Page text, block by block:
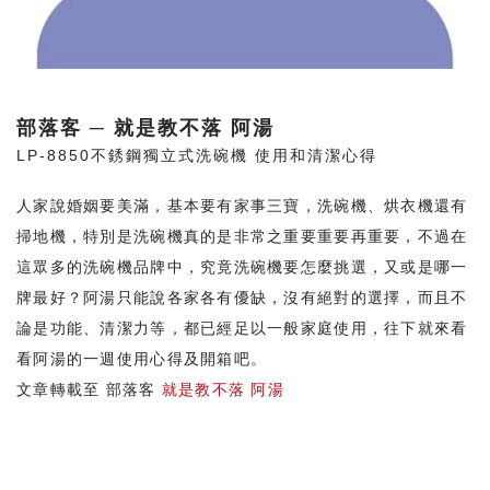
部落客 ─ 就是教不落 阿湯
LP-8850不銹鋼獨立式洗碗機 使用和清潔心得
人家說婚姻要美滿，基本要有家事三寶，洗碗機、烘衣機還有
掃地機，特別是洗碗機真的是非常之重要重要再重要，不過在
這眾多的洗碗機品牌中，究竟洗碗機要怎麼挑選，又或是哪一
牌最好？阿湯只能說各家各有優缺，沒有絕對的選擇，而且不
論是功能、清潔力等，都已經足以一般家庭使用，往下就來看
看阿湯的一週使用心得及開箱吧。
文章轉載至 部落客 就是教不落 阿湯